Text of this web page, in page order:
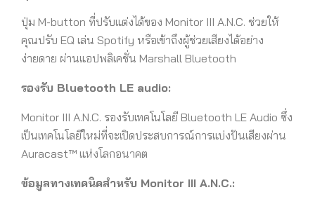
ปุ่ม M-button ที่ปรับแต่งได้ของ Monitor III A.N.C. ช่วยให้
คุณปรับ EQ เล่น Spotify หรือเข้าถึงผู้ช่วยเสียงได้อย่าง
ง่ายดาย ผ่านแอปพลิเคชั่น Marshall Bluetooth
รองรับ Bluetooth LE audio:
Monitor III A.N.C. รองรับเทคโนโลยี Bluetooth LE Audio ซึ่ง
เป็นเทคโนโลยีใหม่ที่จะเปิดประสบการณ์การแบ่งปันเสียงผ่าน
Auracast™ แห่งโลกอนาคต
ข้อมูลทางเทคนิคสำหรับ Monitor III A.N.C.: